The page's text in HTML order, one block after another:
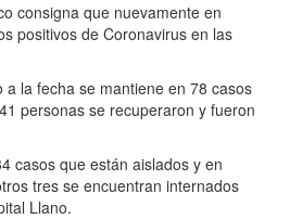
consigna que nuevamente en
positivos de Coronavirus en las
a la fecha se mantiene en 78 casos
personas se recuperaron y fueron
casos que están aislados y en
tres se encuentran internados
Llano.